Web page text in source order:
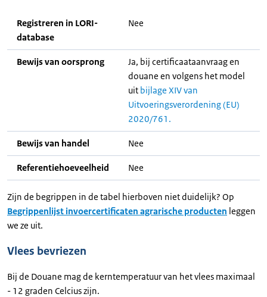
Registreren in LORI-
database
Nee
Bewijs van oorsprong
Ja, bij certificaataanvraag en
douane en volgens het model
uit bijlage XIV van
Uitvoeringsverordening (EU)
2020/761.
Bewijs van handel Nee
Referentiehoeveelheid Nee
Zijn de begrippen in de tabel hierboven niet duidelijk? Op
Begrippenlijst invoercertificaten agrarische producten leggen
we ze uit.
Vlees bevriezen
Bij de Douane mag de kerntemperatuur van het vlees maximaal
- 12 graden Celcius zijn.